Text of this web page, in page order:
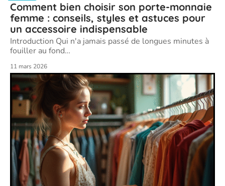
Comment bien choisir son porte-monnaie
femme : conseils, styles et astuces pour
un accessoire indispensable
Introduction Qui n'a jamais passé de longues minutes à
fouiller au fond…
11 mars 2026